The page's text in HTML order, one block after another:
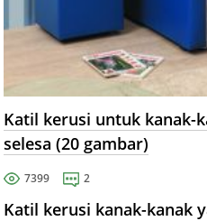
Katil kerusi untuk kanak-
selesa (20 gambar)
7399 2
Katil kerusi kanak-kanak